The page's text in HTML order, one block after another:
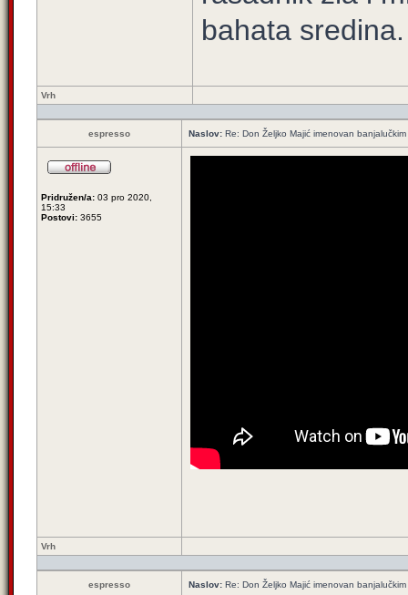
bahata sredina.
Vrh
espresso Naslov: Re: Don Željko Majić imenovan
Pridružen/a: 03 pro 2020,
15:33
Postovi: 3655
Vrh
espresso Naslov: Re: Don Željko Majić imenovan